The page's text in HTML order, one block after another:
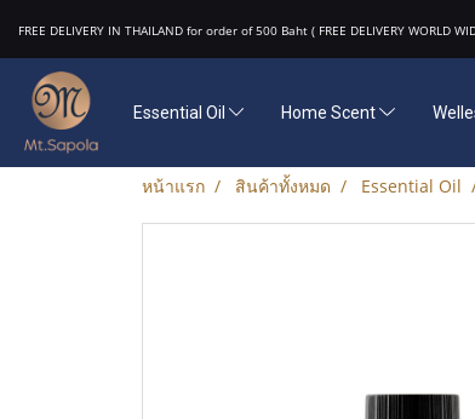
FREE DELIVERY IN THAILAND for order of 500 Baht ( FREE DELIVERY WORLD
Essential Oil Home Scent
หน้าแรก สินค้าทั้งหมด Essential Oil